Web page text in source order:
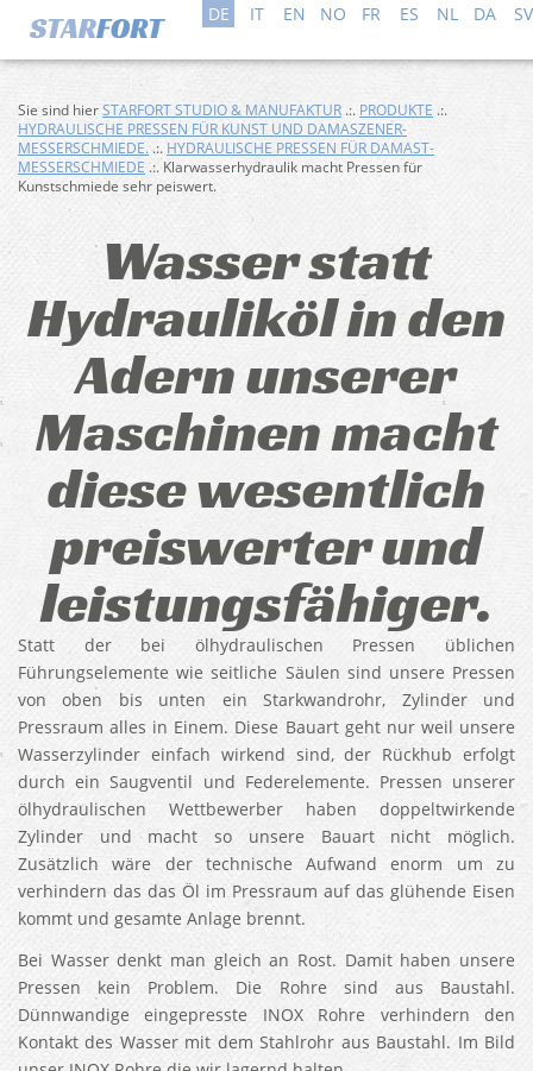
DE IT EN NO FR ES NL DA SV
Sie sind hierSTARFORT STUDIO & MANUFAKTUR .:. PRODUKTE .:.
HYDRAULISCHE PRESSEN FÜR KUNST UND DAMASZENER-
MESSERSCHMIEDE. .:. HYDRAULISCHE PRESSEN FÜR DAMAST-
MESSERSCHMIEDE .:. Klarwasserhydraulik macht Pressen für
Kunstschmiede sehr peiswert.
Wasser statt
Hydrauliköl in den
Adern unserer
Maschinen macht
diese wesentlich
preiswerter und
leistungsfähiger.
Statt der bei ölhydraulischen Pressen üblichen
Führungselemente wie seitliche Säulen sind unsere Pressen
von oben bis unten ein Starkwandrohr, Zylinder und
Pressraum alles in Einem. Diese Bauart geht nur weil unsere
Wasserzylinder einfach wirkend sind, der Rückhub erfolgt
durch ein Saugventil und Federelemente. Pressen unserer
ölhydraulischen Wettbewerber haben doppeltwirkende
Zylinder und macht so unsere Bauart nicht möglich.
Zusätzlich wäre der technische Aufwand enorm um zu
verhindern das das Öl im Pressraum auf das glühende Eisen
kommt und gesamte Anlage brennt.
Bei Wasser denkt man gleich an Rost. Damit haben unsere
Pressen kein Problem. Die Rohre sind aus Baustahl.
Dünnwandige eingepresste INOX Rohre verhindern den
Kontakt des Wasser mit dem Stahlrohr aus Baustahl. Im Bild